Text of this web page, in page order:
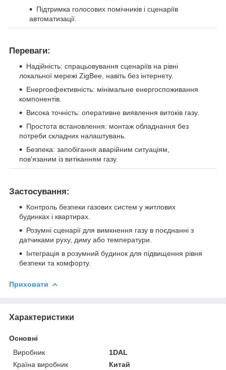
Підтримка голосових помічників і сценаріїв
автоматизації.
Переваги:
Надійність: спрацьовування сценаріїв на рівні
локальної мережі ZigBee, навіть без інтернету.
Енергоефективність: мінімальне енергоспоживання
компонентів.
Висока точність: оперативне виявлення витоків газу.
Простота встановлення: монтаж обладнання без
потреби складних налаштувань.
Безпека: запобігання аварійним ситуаціям,
пов'язаним із витіканням газу.
Застосування:
Контроль безпеки газових систем у житлових
будинках і квартирах.
Розумні сценарії для вимкнення газу в поєднанні з
датчиками руху, диму або температури.
Інтеграція в розумний будинок для підвищення рівня
безпеки та комфорту.
Приховати
Характеристики
Основні
Виробник
1DAL
Країна виробник
Китай